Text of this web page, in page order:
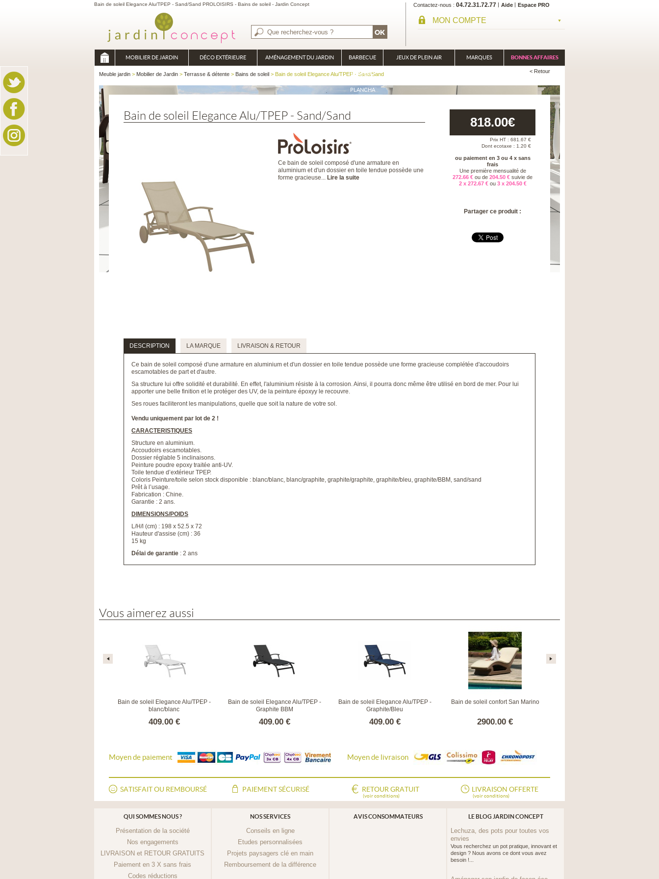
Bain de soleil Elegance Alu/TPEP - Sand/Sand PROLOISIRS - Bains de soleil - Jardin Concept Contactez-nous 04.72.31.72.77 Aide Espace PRO
MON COMPTE
MOBILIER DE JARDIN DÉCO EXTÉRIEURE AMÉNAGEMENT DU JARDIN BARBECUE
BRASÉRO
PLANCHA
JEUX DE PLEIN AIR MARQUES BONNES AFFAIRES
Meuble jardin > Mobilier de Jardin > Terrasse & détente > Bains de soleil > Bain de soleil Elegance Alu/TPEP - Sand/Sand < Retour
Bain de soleil Elegance Alu/TPEP - Sand/Sand
Ce bain de soleil composé d'une armature en
aluminium et d'un dossier en toile tendue possède une
forme gracieuse... Lire la suite
818.00€
Prix HT : 681.67 €
Dont ecotaxe : 1.20 €
ou paiement en 3 ou 4 x sans
frais
Une première mensualité de
272.66 € ou de 204.50 € suivie de
2 x 272.67 €ou 3 x 204.50 €
Partager ce produit :
DESCRIPTION LA MARQUE LIVRAISON & RETOUR
Ce bain de soleil composé d'une armature en aluminium et d'un dossier en toile tendue possède une forme gracieuse complétée d'accoudoirs
escamotables de part et d'autre.
Sa structure lui offre solidité et durabilité. En effet, l'aluminium résiste à la corrosion. Ainsi, il pourra donc même être utilisé en bord de mer. Pour lui
apporter une belle finition et le protéger des UV, de la peinture époxyy le recouvre.
Ses roues faciliteront les manipulations, quelle que soit la nature de votre sol.
Vendu uniquement par lot de 2 !
CARACTERISTIQUES
Structure en aluminium.
Accoudoirs escamotables.
Dossier réglable 5 inclinaisons.
Peinture poudre epoxy traitée anti-UV.
Toile tendue d’extérieur TPEP.
Coloris Peinture/toile selon stock disponible : blanc/blanc, blanc/graphite, graphite/graphite, graphite/bleu, graphite/BBM, sand/sand
Prêt à l’usage.
Fabrication : Chine.
Garantie : 2 ans.
DIMENSIONS/POIDS
L/H/l (cm) : 198 x 52.5 x 72
Hauteur d'assise (cm) : 36
15 kg
Délai de garantie : 2 ans
Vous aimerez aussi
Bain de soleil Elegance Alu/TPEP -
blanc/blanc
409.00 €
Bain de soleil Elegance Alu/TPEP -
Graphite BBM
409.00 €
Bain de soleil Elegance Alu/TPEP -
Graphite/Bleu
409.00 €
Bain de soleil confort San Marino
2900.00 €
Moyen de paiement Moyen de livraison
SATISFAIT OU REMBOURSÉ PAIEMENT SÉCURISÉ RETOUR GRATUIT
(voir conditions)
LIVRAISON OFFERTE
(voir conditions)
QUI SOMMES NOUS ?
Présentation de la société
Nos engagements
LIVRAISON et RETOUR GRATUITS
Paiement en 3 X sans frais
Codes réductions
NOS SERVICES
Conseils en ligne
Etudes personnalisées
Projets paysagers clé en main
Remboursement de la différence
AVIS CONSOMMATEURS LE BLOG JARDIN CONCEPT
Lechuza, des pots pour toutes vos
envies
Vous recherchez un pot pratique, innovant et
design ? Nous avons ce dont vous avez
besoin !...